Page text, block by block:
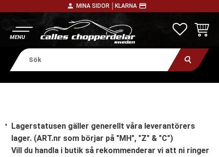
person MINA SIDOR │ KLARNA payment
Lagerstatusen gäller generellt våra leverantörers
lager. (ART.nr som börjar på "MH", "Z" & "C")
Vill du handla i butik så rekommenderar vi att ni ringer